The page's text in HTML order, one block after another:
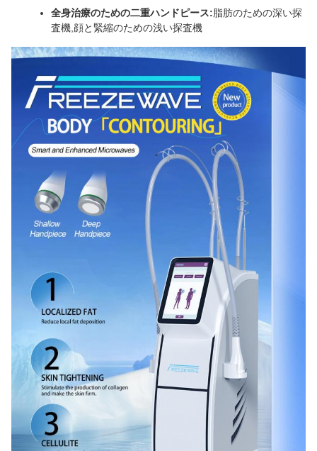
全身治療のための二重ハンドピース:脂肪のための深い探
査機,顔と緊縮のための浅い探査機